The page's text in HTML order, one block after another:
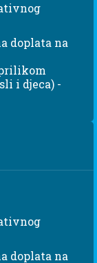
doplata na
i djeca) -
doplata na